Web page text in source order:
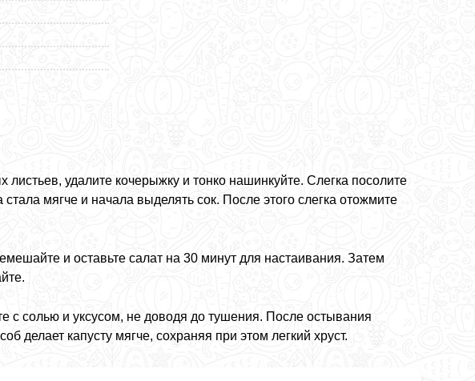
листьев, удалите кочерыжку и тонко нашинкуйте. Слегка посолите
мягче и начала выделять сок. После этого слегка отожмите
и оставьте салат на 30 минут для настаивания. Затем
с солью и уксусом, не доводя до тушения. После остывания
делает капусту мягче, сохраняя при этом легкий хруст.